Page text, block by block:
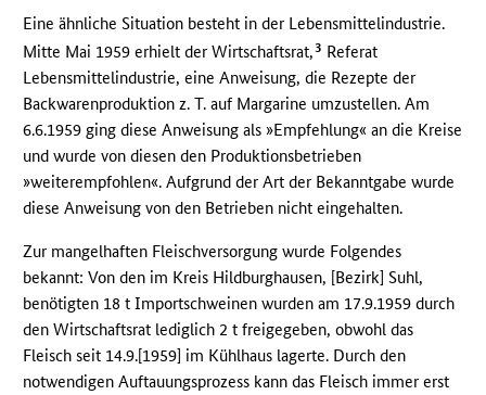
Eine ähnliche Situation besteht in der Lebensmittelindustrie.
Mitte Mai 1959 erhielt der Wirtschaftsrat,3 Referat
Lebensmittelindustrie, eine Anweisung, die Rezepte der
Backwarenproduktion z. T. auf Margarine umzustellen. Am
6.6.1959 ging diese Anweisung als »Empfehlung« an die Kreise
und wurde von diesen den Produktionsbetrieben
»weiterempfohlen«. Aufgrund der Art der Bekanntgabe wurde
diese Anweisung von den Betrieben nicht eingehalten.
Zur mangelhaften Fleischversorgung wurde Folgendes
bekannt: Von den im Kreis Hildburghausen, [Bezirk] Suhl,
benötigten 18 t Importschweinen wurden am 17.9.1959 durch
den Wirtschaftsrat lediglich 2 t freigegeben, obwohl das
Fleisch seit 14.9.[1959] im Kühlhaus lagerte. Durch den
notwendigen Auftauungsprozess kann das Fleisch immer erst